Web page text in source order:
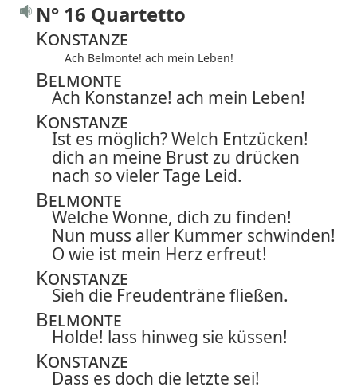
N° 16 Quartetto
Konstanze
Ach Belmonte! ach mein Leben!
Belmonte
Ach Konstanze! ach mein Leben!
Konstanze
Ist es möglich? Welch Entzücken!
dich an meine Brust zu drücken
nach so vieler Tage Leid.
Belmonte
Welche Wonne, dich zu finden!
Nun muss aller Kummer schwinden!
O wie ist mein Herz erfreut!
Konstanze
Sieh die Freudenträne fließen.
Belmonte
Holde! lass hinweg sie küssen!
Konstanze
Dass es doch die letzte sei!